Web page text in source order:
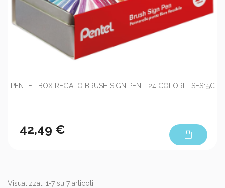
PENTEL BOX REGALO BRUSH SIGN PEN - 24 COLORI - SES15C
42,49 € shopping_bag
Visualizzati 1-7 su 7 articoli